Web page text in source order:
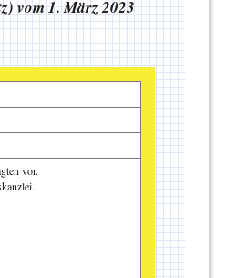
vom 1. März 2023
vor.